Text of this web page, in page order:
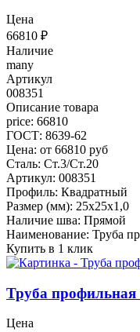
Цена
66810 ₽
Наличие
many
Артикул
008351
Описание товара
price: 66810
ГОСТ: 8639-62
Цена: от 66810 руб
Сталь: Ст.3/Ст.20
Артикул: 008351
Профиль: Квадратный
Размер (мм): 25x25x1,0
Наличие шва: Прямой
Наименование: Труба
Купить в 1 клик
Труба
Цена